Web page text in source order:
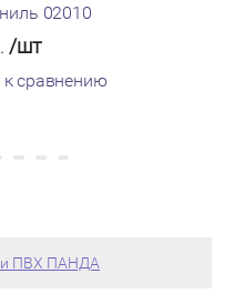
02010
/шт
сравнению
ПВХ ПАНДА